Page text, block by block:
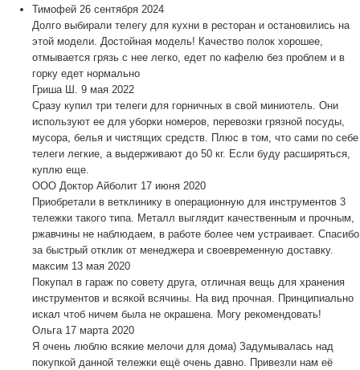
Тимофей 26 сентября 2024
Долго выбирали телегу для кухни в ресторан и остановились на
этой модели. Достойная модель! Качество полок хорошее,
отмывается грязь с нее легко, едет по кафелю без проблем и в
горку едет нормально
Гриша Ш. 9 мая 2022
Сразу купил три телеги для горничных в свой миниотель. Они
используют ее для уборки номеров, перевозки грязной посуды,
мусора, белья и чистящих средств. Плюс в том, что сами по себе
телеги легкие, а выдерживают до 50 кг. Если буду расширяться,
куплю еще.
ООО Доктор Айболит 17 июня 2020
Приобретали в ветклинику в операционную для инструментов 3
тележки такого типа. Металл выглядит качественным и прочным,
ржавчины не наблюдаем, в работе более чем устраивает. Спасибо
за быстрый отклик от менеджера и своевременную доставку.
максим 13 мая 2020
Покупал в гараж по совету друга, отличная вещь для хранения
инструментов и всякой всячины. На вид прочная. Принципиально
искал чтоб ничем была не окрашена. Могу рекомендовать!
Ольга 17 марта 2020
Я очень люблю всякие мелочи для дома) Задумывалась над
покупкой данной тележки ещё очень давно. Привезли нам её